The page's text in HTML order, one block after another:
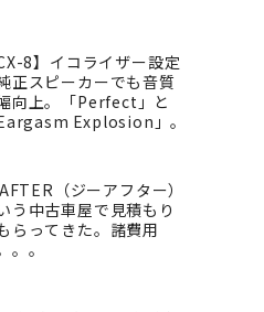
CX-8】イコライザー設定
正スピーカーでも音質
向上。「Perfect」と
Eargasm Explosion」。
（ジーアフター）
う中古車屋で見積もり
らってきた。諸費用
。。